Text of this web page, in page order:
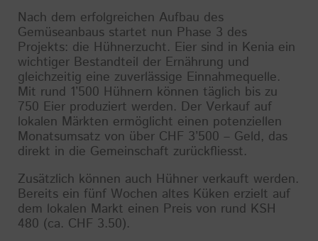
Nach dem erfolgreichen Aufbau des
Gemüseanbaus startet nun Phase 3 des
Projekts: die Hühnerzucht. Eier sind in Kenia ein
wichtiger Bestandteil der Ernährung und
gleichzeitig eine zuverlässige Einnahmequelle.
Mit rund 1’500 Hühnern können täglich bis zu
750 Eier produziert werden. Der Verkauf auf
lokalen Märkten ermöglicht einen potenziellen
Monatsumsatz von über CHF 3’500 – Geld, das
direkt in die Gemeinschaft zurückfliesst.
Zusätzlich können auch Hühner verkauft werden.
Bereits ein fünf Wochen altes Küken erzielt auf
dem lokalen Markt einen Preis von rund KSH
480 (ca. CHF 3.50).